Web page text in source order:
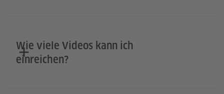
Wie viele Videos kann ich
einreichen?